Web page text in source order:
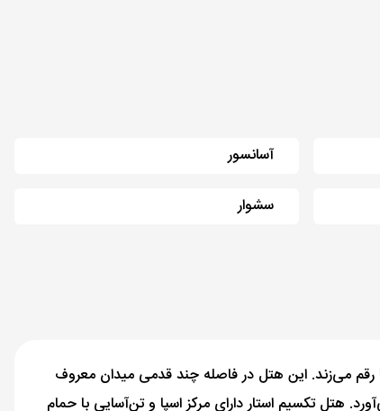
آسانسور
سشوار
رقم می‌زند. این هتل در فاصله چند قدمی میدان معروف
هتل تکسیم استار دارای مرکز اسپا و تن‌آسایی با حمام